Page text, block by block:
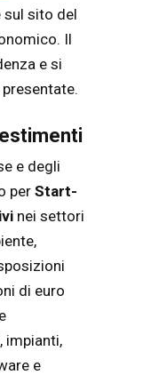
sul sito del
Il
e si
e degli
per Start-
nei settori
di euro
impianti,
e